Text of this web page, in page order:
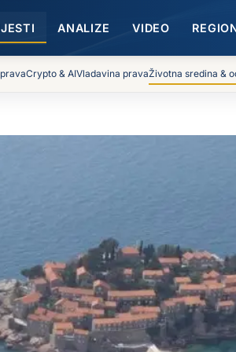
ANALIZE VIDEO
Crypto & AIVladavina pravaŽivotna sredina &